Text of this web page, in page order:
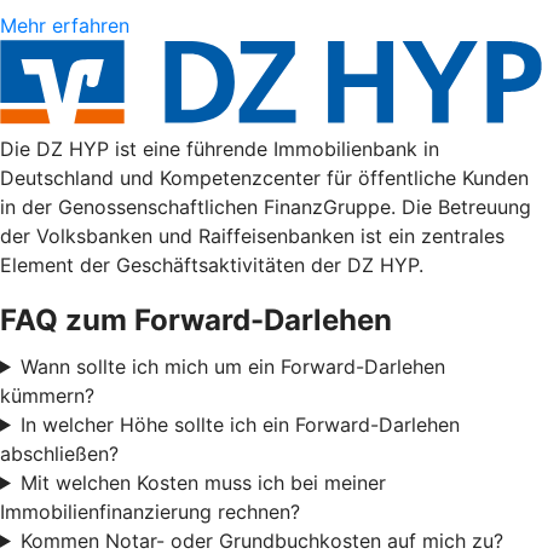
Mehr erfahren
Die DZ HYP ist eine führende Immobilienbank in
Deutschland und Kompetenzcenter für öffentliche Kunden
in der Genossenschaftlichen FinanzGruppe. Die Betreuung
der Volksbanken und Raiffeisenbanken ist ein zentrales
Element der Geschäftsaktivitäten der DZ HYP.
FAQ zum Forward-Darlehen
Wann sollte ich mich um ein Forward-Darlehen
kümmern?
In welcher Höhe sollte ich ein Forward-Darlehen
abschließen?
Mit welchen Kosten muss ich bei meiner
Immobilienfinanzierung rechnen?
Kommen Notar- oder Grundbuchkosten auf mich zu?